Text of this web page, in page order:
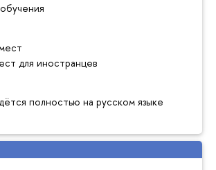
для иностранцев
полностью на русском языке